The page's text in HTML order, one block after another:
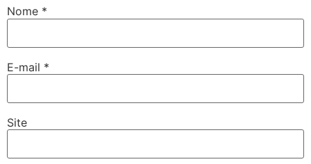
Nome *
E-mail *
Site